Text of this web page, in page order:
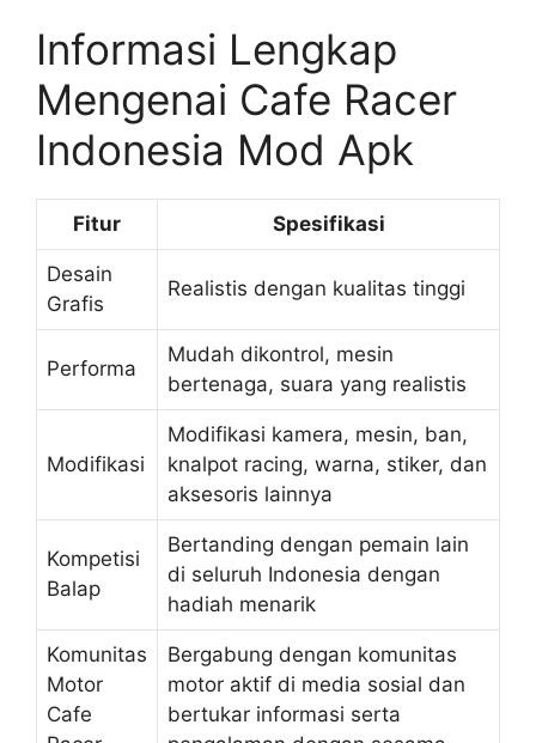
Informasi Lengkap
Mengenai Cafe Racer
Indonesia Mod Apk
Fitur Spesifikasi
Desain
Grafis
Realistis dengan kualitas tinggi
Performa
Mudah dikontrol, mesin
bertenaga, suara yang realistis
Modifikasi
Modifikasi kamera, mesin, ban,
knalpot racing, warna, stiker, dan
aksesoris lainnya
Kompetisi
Balap
Bertanding dengan pemain lain
di seluruh Indonesia dengan
hadiah menarik
Komunitas
Motor
Cafe
Bergabung dengan komunitas
motor aktif di media sosial dan
bertukar informasi serta